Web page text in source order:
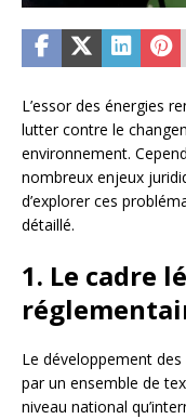
L’essor des énergies
lutter contre le
environnement.
nombreux enjeux
d’explorer ces
détaillé.
1. Le cadre
Le développement des
par un ensemble de
niveau national